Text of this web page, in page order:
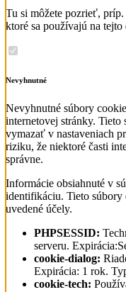
Tu si môžete pozrieť,
ktoré sa používajú na tejto
Nevyhnutné
Nevyhnutné súbory
internetovej stránky.
vymazať v nastaveniach
riziku, že niektoré časti
správne.
Informácie obsiahnuté v
identifikáciu. Tieto súbory
uvedené účely.
PHPSESSID:
serveru.
cookie-dialog:
Expirácia: 1 rok.
cookie-tech: